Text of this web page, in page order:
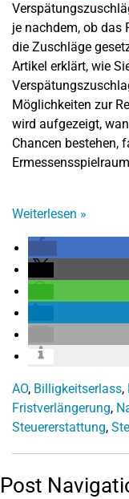
je nachdem, ob das
die Zuschläge
Artikel erklärt, wie
Möglichkeiten zur
wird aufgezeigt,
Chancen bestehen,
Weiterlesen »
AO, Billigkeitserlass,
Fristverlängerung,
Steuererstattung,
Post